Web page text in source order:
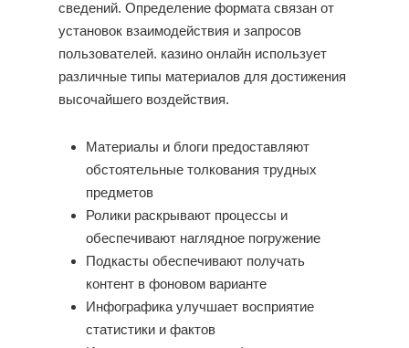
сведений. Определение формата связан от
установок взаимодействия и запросов
пользователей. казино онлайн использует
различные типы материалов для достижения
высочайшего воздействия.
Материалы и блоги предоставляют
обстоятельные толкования трудных
предметов
Ролики раскрывают процессы и
обеспечивают наглядное погружение
Подкасты обеспечивают получать
контент в фоновом варианте
Инфографика улучшает восприятие
статистики и фактов